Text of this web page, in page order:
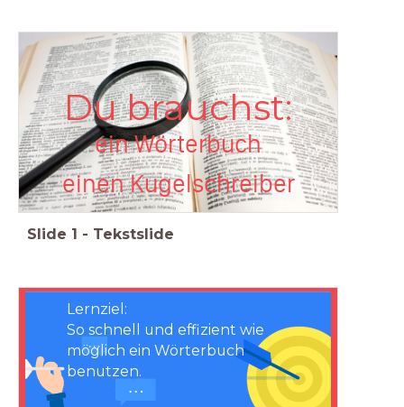
Du brauchst:
ein Wörterbuch
einen Kugelschreiber
Slide 1 - Tekstslide
Lernziel:
So schnell und effizient wie
möglich ein Wörterbuch
benutzen.